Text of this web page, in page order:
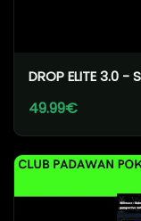
DROP ELITE 3.0 -
49.99€